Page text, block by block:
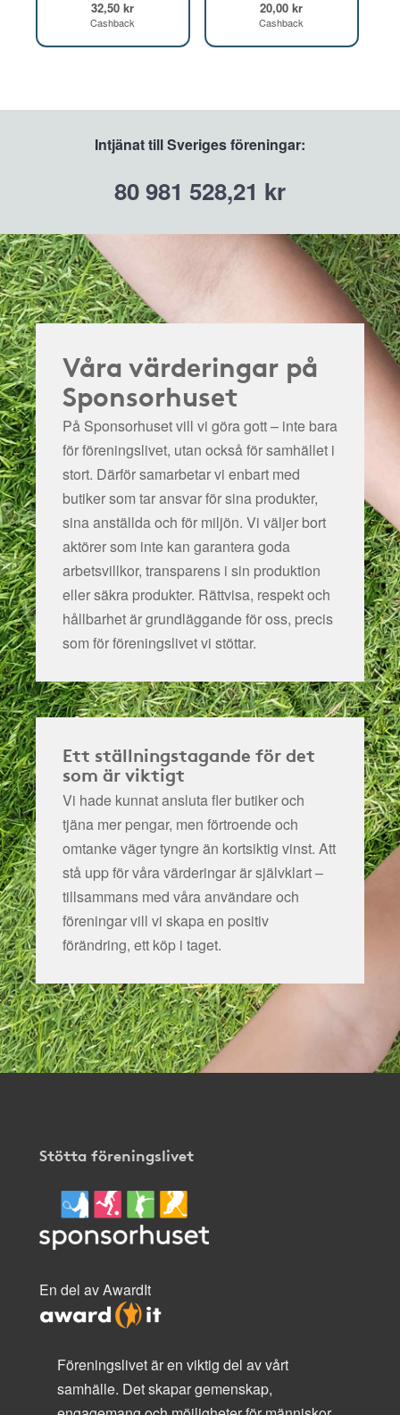
32,50 kr
Cashback
20,00 kr
Cashback
Intjänat till Sveriges föreningar:
80 981 528,21 kr
Våra värderingar på
Sponsorhuset
På Sponsorhuset vill vi göra gott – inte bara
för föreningslivet, utan också för samhället i
stort. Därför samarbetar vi enbart med
butiker som tar ansvar för sina produkter,
sina anställda och för miljön. Vi väljer bort
aktörer som inte kan garantera goda
arbetsvillkor, transparens i sin produktion
eller säkra produkter. Rättvisa, respekt och
hållbarhet är grundläggande för oss, precis
som för föreningslivet vi stöttar.
Ett ställningstagande för det
som är viktigt
Vi hade kunnat ansluta fler butiker och
tjäna mer pengar, men förtroende och
omtanke väger tyngre än kortsiktig vinst. Att
stå upp för våra värderingar är självklart –
tillsammans med våra användare och
föreningar vill vi skapa en positiv
förändring, ett köp i taget.
Stötta föreningslivet
En del av AwardIt
Föreningslivet är en viktig del av vårt
samhälle. Det skapar gemenskap,